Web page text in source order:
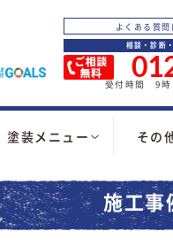
よくある質
相談・診断
受付時間 9時
塗装メニュー その
施工事